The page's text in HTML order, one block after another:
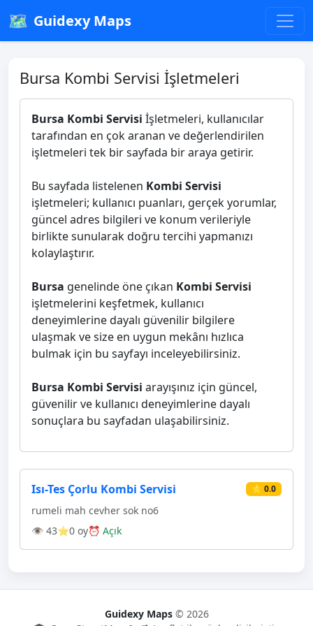
🗺️ Guidexy Maps
Bursa Kombi Servisi İşletmeleri
Bursa Kombi Servisi İşletmeleri, kullanıcılar
tarafından en çok aranan ve değerlendirilen
işletmeleri tek bir sayfada bir araya getirir.
Bu sayfada listelenen Kombi Servisi
işletmeleri; kullanıcı puanları, gerçek yorumlar,
güncel adres bilgileri ve konum verileriyle
birlikte sunularak doğru tercihi yapmanızı
kolaylaştırır.
Bursa genelinde öne çıkan Kombi Servisi
işletmelerini keşfetmek, kullanıcı
deneyimlerine dayalı güvenilir bilgilere
ulaşmak ve size en uygun mekânı hızlıca
bulmak için bu sayfayı inceleyebilirsiniz.
Bursa Kombi Servisi arayışınız için güncel,
güvenilir ve kullanıcı deneyimlerine dayalı
sonuçlara bu sayfadan ulaşabilirsiniz.
Isı-Tes Çorlu Kombi Servisi ⭐ 0.0
rumeli mah cevher sok no6
👁 43⭐0 oy⏰ Açık
Guidexy Maps© 2026